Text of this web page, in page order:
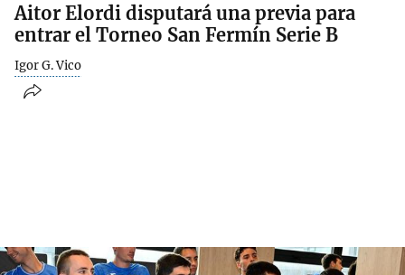
Aitor Elordi disputará una previa para
entrar el Torneo San Fermín Serie B
Igor G. Vico